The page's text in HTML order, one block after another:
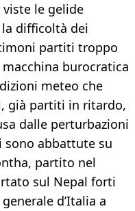
le gelide
difficoltà dei
partiti troppo
burocratica
meteo che
già partiti in ritardo,
dalle perturbazioni
sono abbattute su
partito nel
sul Nepal forti
d’Italia a